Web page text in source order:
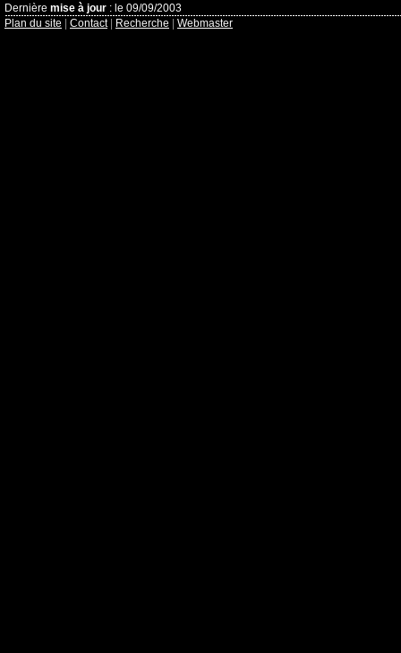
Dernière mise à jour : le 09/09/2003
Plan du site
Contact| Recherche Webmaster